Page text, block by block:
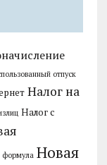
отпуск
Налог на
Налог с
формула Новая